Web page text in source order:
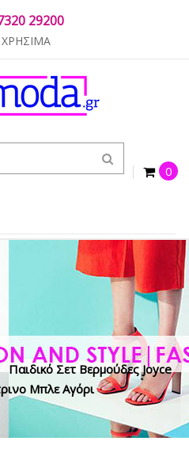
29200
ΧΡΗΣΙΜΑ
0
Παιδικό Σετ Βερμούδες Joyce
Μπλε Αγόρι